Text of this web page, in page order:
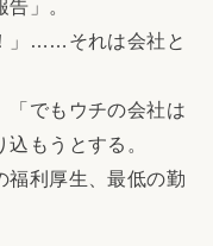
」。
」……それは会社と
でもウチの会社は
もうとする。
利厚生、最低の勤